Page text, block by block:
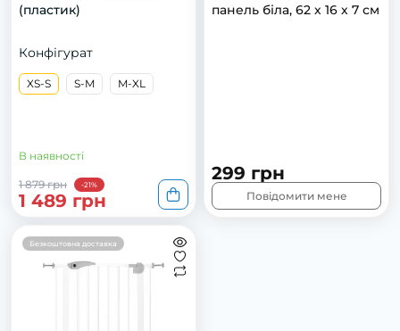
(пластик)
Конфігурат
XS-S S-M M-XL
В наявності
1 879 грн -21%
1 489 грн
панель біла, 62 х 16 х 7 см
299 грн
Повідомити мене
Безкоштовна доставка